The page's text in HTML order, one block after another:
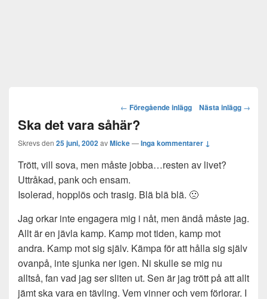
Post
navigation
← Föregående inlägg Nästa inlägg →
Ska det vara såhär?
Skrevs den 25 juni, 2002avMicke—Inga kommentarer ↓
Trött, vill sova, men måste jobba…resten av livet?
Uttråkad, pank och ensam.
Isolerad, hopplös och trasig. Blä blä blä. 🙁
Jag orkar inte engagera mig i nåt, men ändå måste jag.
Allt är en jävla kamp. Kamp mot tiden, kamp mot
andra. Kamp mot sig själv. Kämpa för att hålla sig själv
ovanpå, inte sjunka ner igen. Ni skulle se mig nu
alltså, fan vad jag ser sliten ut. Sen är jag trött på att allt
jämt ska vara en tävling. Vem vinner och vem förlorar. I